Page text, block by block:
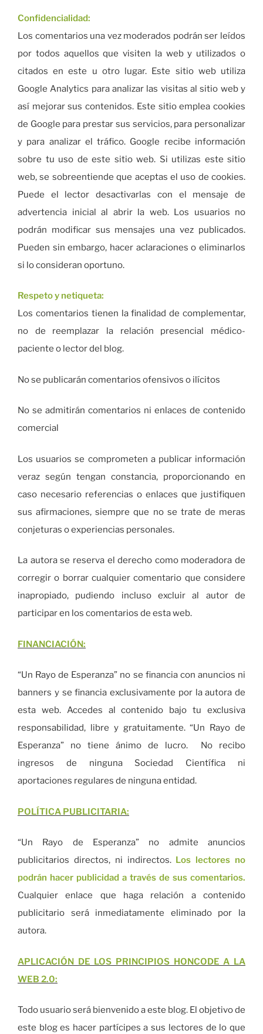
Confidencialidad:
Los comentarios una vez moderados podrán ser leídos
por todos aquellos que visiten la web y utilizados o
citados en este u otro lugar. Este sitio web utiliza
Google Analytics para analizar las visitas al sitio web y
así mejorar sus contenidos. Este sitio emplea cookies
de Google para prestar sus servicios, para personalizar
y para analizar el tráfico. Google recibe información
sobre tu uso de este sitio web. Si utilizas este sitio
web, se sobreentiende que aceptas el uso de cookies.
Puede el lector desactivarlas con el mensaje de
advertencia inicial al abrir la web. Los usuarios no
podrán modificar sus mensajes una vez publicados.
Pueden sin embargo, hacer aclaraciones o eliminarlos
si lo consideran oportuno.
Respeto y netiqueta:
Los comentarios tienen la finalidad de complementar,
no de reemplazar la relación presencial médico-
paciente o lector del blog.
No se publicarán comentarios ofensivos o ilícitos
No se admitirán comentarios ni enlaces de contenido
comercial
Los usuarios se comprometen a publicar información
veraz según tengan constancia, proporcionando en
caso necesario referencias o enlaces que justifiquen
sus afirmaciones, siempre que no se trate de meras
conjeturas o experiencias personales.
La autora se reserva el derecho como moderadora de
corregir o borrar cualquier comentario que considere
inapropiado, pudiendo incluso excluir al autor de
participar en los comentarios de esta web.
FINANCIACIÓN:
“Un Rayo de Esperanza” no se financia con anuncios ni
banners y se financia exclusivamente por la autora de
esta web. Accedes al contenido bajo tu exclusiva
responsabilidad, libre y gratuitamente. “Un Rayo de
Esperanza” no tiene ánimo de lucro. No recibo
ingresos de ninguna Sociedad Científica ni
aportaciones regulares de ninguna entidad.
POLÍTICA PUBLICITARIA:
“Un Rayo de Esperanza” no admite anuncios
publicitarios directos, ni indirectos. Los lectores no
podrán hacer publicidad a través de sus comentarios.
Cualquier enlace que haga relación a contenido
publicitario será inmediatamente eliminado por la
autora.
APLICACIÓN DE LOS PRINCIPIOS HONCODE A LA
WEB 2.0:
Todo usuario será bienvenido a este blog. El objetivo de
este blog es hacer partícipes a sus lectores de lo que